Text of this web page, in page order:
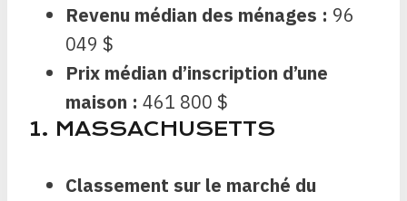
Revenu médian des ménages : 96
049 $
Prix ​​médian d’inscription d’une
maison : 461 800 $
1. MASSACHUSETTS
Classement sur le marché du